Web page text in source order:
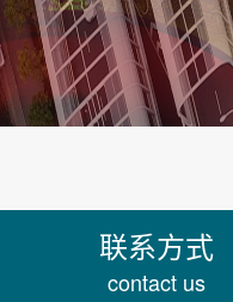
联系方式
contact us